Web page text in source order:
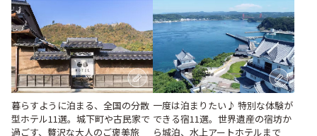
暮らすように泊まる、全国の分散
型ホテル11選。城下町や古民家で
過ごす、贅沢な大人のご褒美旅
一度は泊まりたい♪ 特別な体験が
できる宿11選。世界遺産の宿坊か
ら城泊、水上アートホテルまで